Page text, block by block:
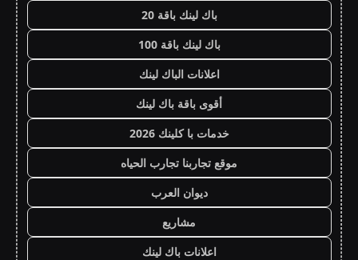
باك لينك باقة 20
باك لينك باقة 100
اعلانات الباك لينك
أقوى باقة باك لينك
خدمات با كلينك 2026
موقع تجاربنا تجارب الحياه
ديوان العرب
مشاريع
اعلانات باك لينك